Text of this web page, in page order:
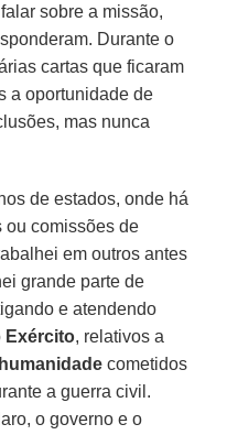
sobre a missão,
Durante o
cartas que ficaram
a oportunidade de
mas nunca
de estados, onde há
ou comissões de
em outros antes
grande parte de
e atendendo
Exército, relativos a
cometidos
a guerra civil.
o governo e o